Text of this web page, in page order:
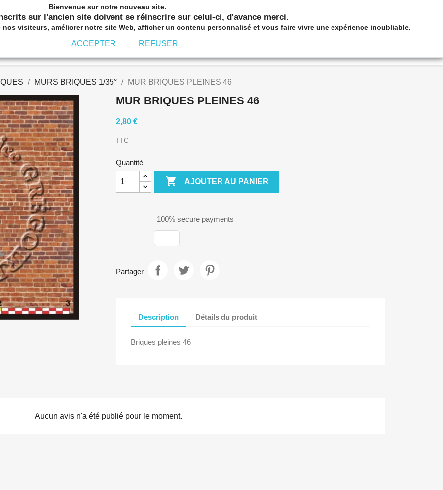
 Connexion
RUES DE PAPIER PIERRES DE PAPIER
MURS BRIQUES 1/35° MUR BRIQUES PLEINES 46
MUR BRIQUES PLEINES 46
2,80 €
TTC
Quantité
 AJOUTER AU PANIER
100% secure payments
Partager
Description Détails du produit
Briques pleines 46
Aucun avis n'a été publié pour le moment.
Bienvenue sur notre nouveau site.
sur l'ancien site doivent se réinscrire sur celui-ci, d'avance merci.
visiteurs, améliorer notre site Web, afficher un contenu personnalisé et vous faire vivre une expérience inoubliable.
ACCEPTER REFUSER